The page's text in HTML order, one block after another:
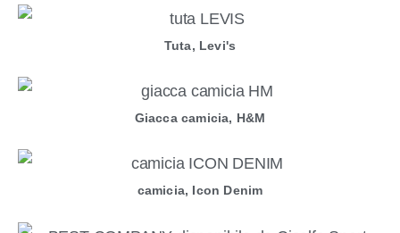
Tuta, Levi's
Giacca camicia, H&M
camicia, Icon Denim